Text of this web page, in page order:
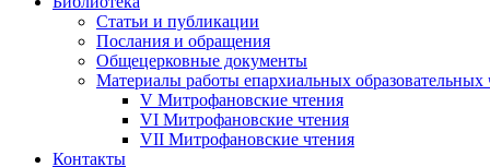
Статьи и публикации
Послания и обращения
Общецерковные документы
Материалы работы епархиальных образовательных
V Митрофановские чтения
VI Митрофановские чтения
VII Митрофановские чтения
Контакты